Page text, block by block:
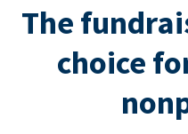
The
choice